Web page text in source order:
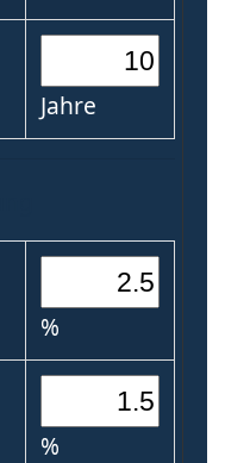
Jahre
%
%